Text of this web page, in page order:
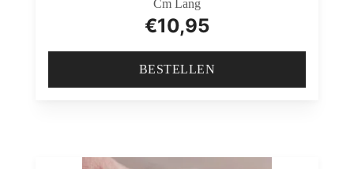
Cm Lang
€10,95
BESTELLEN